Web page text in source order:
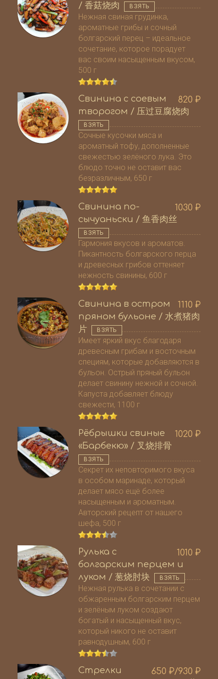
/ 香菇烧肉
ВЗЯТЬ
Нежная свиная грудинка,
ароматные грибы и сочный
болгарский перец – идеальное
сочетание, которое порадует
вас своим насыщенным вкусом,
500 г
820 ₽
Свинина с соевым
творогом / 压过豆腐烧肉
ВЗЯТЬ
Сочные кусочки мяса и
ароматный тофу, дополненные
свежестью зелёного лука. Это
блюдо точно не оставит вас
безразличным, 650 г
1030 ₽
Свинина по-
сычуаньски / 鱼香肉丝
ВЗЯТЬ
Гармония вкусов и ароматов.
Пикантность болгарского перца
и древесных грибов оттеняет
нежность свинины, 600 г
1110 ₽
Свинина в остром
пряном бульоне / 水煮猪肉
片
ВЗЯТЬ
Имеет яркий вкус благодаря
древесным грибам и восточным
специям, которые добавляются в
бульон. Острый пряный бульон
делает свинину нежной и сочной.
Капуста добавляет блюду
свежести, 1100 г
1020 ₽
Рёбрышки свиные
«Барбекю» / 叉烧排骨
ВЗЯТЬ
Секрет их неповторимого вкуса
в особом маринаде, который
делает мясо ещё более
насыщенным и ароматным.
Авторский рецепт от нашего
шефа, 500 г
1010 ₽
Рулька с
болгарским перцем и
луком / 葱烧肘块
ВЗЯТЬ
Нежная рулька в сочетании с
обжаренным болгарским перцем
и зелёным луком создают
богатый и насыщенный вкус,
который никого не оставит
равнодушным, 600 г
650 ₽/930 ₽
Стрелки